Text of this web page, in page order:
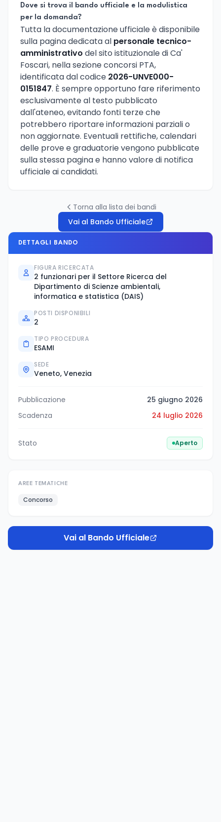
Dove si trova il bando ufficiale e la modulistica
per la domanda?
Tutta la documentazione ufficiale è disponibile
sulla pagina dedicata al personale tecnico-
amministrativo del sito istituzionale di Ca'
Foscari, nella sezione concorsi PTA,
identificata dal codice 2026-UNVE000-
0151847. È sempre opportuno fare riferimento
esclusivamente al testo pubblicato
dall'ateneo, evitando fonti terze che
potrebbero riportare informazioni parziali o
non aggiornate. Eventuali rettifiche, calendari
delle prove e graduatorie vengono pubblicate
sulla stessa pagina e hanno valore di notifica
ufficiale ai candidati.
Torna alla lista dei bandi
Vai al Bando Ufficiale
DETTAGLI BANDO
FIGURA RICERCATA
2 funzionari per il Settore Ricerca del
Dipartimento di Scienze ambientali,
informatica e statistica (DAIS)
POSTI DISPONIBILI
2
TIPO PROCEDURA
ESAMI
SEDE
Veneto, Venezia
Pubblicazione
25 giugno 2026
Scadenza
24 luglio 2026
Stato Aperto
AREE TEMATICHE
Concorso
Vai al Bando Ufficiale